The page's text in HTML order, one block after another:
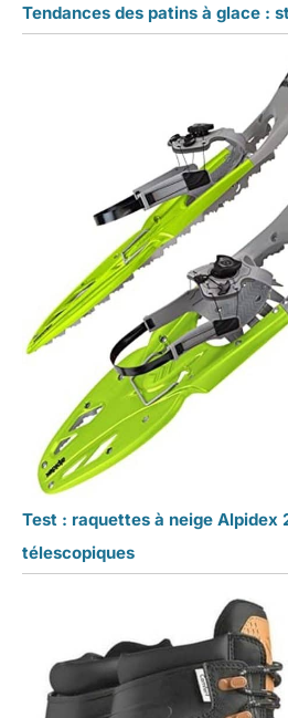
Tendances des patins à glace :
Test : raquettes à neige Alpidex
télescopiques